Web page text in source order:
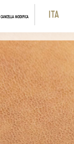
ITA
ITA
CANCELLA MODIFICA